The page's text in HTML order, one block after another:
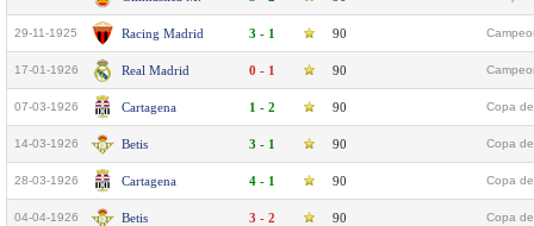
29-11-1925 Racing Madrid 3 - 1 90
17-01-1926 Real Madrid 0 - 1 90
07-03-1926 Cartagena 1 - 2 90 Copa
14-03-1926 Betis 3 - 1 90 Copa
28-03-1926 Cartagena 4 - 1 90 Copa
04-04-1926 Betis 3 - 2 90 Copa